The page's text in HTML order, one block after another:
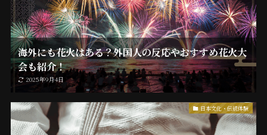
海外にも花火はある？外国人の反応やおすすめ花火大
会も紹介！
2025年9月4日
日本文化・伝統体験